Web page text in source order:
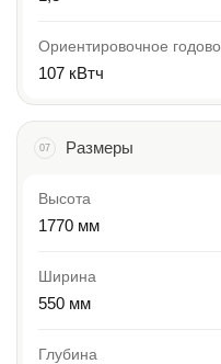
Ориентировочное
107 кВтч
07 Размеры
Высота
1770 мм
Ширина
550 мм
Глубина